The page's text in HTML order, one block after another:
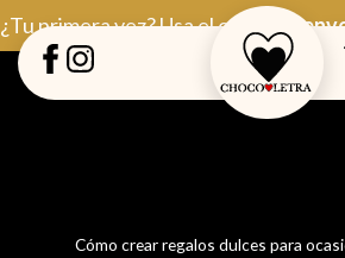
al
contenido
¿Tu primera vez? Usa el código
Cómo crear regalos dulces para